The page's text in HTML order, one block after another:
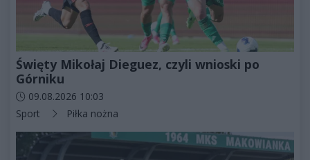
Święty Mikołaj Dieguez, czyli wnioski po
Górniku
Data dodania artykułu:
09.08.2026 10:03
Kategorie artykułu:
Sport Piłka nożna